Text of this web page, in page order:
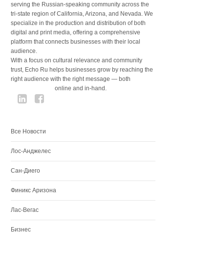
serving the Russian-speaking community across the
tri-state region of California, Arizona, and Nevada. We
specialize in the production and distribution of both
digital and print media, offering a comprehensive
platform that connects businesses with their local
audience.
With a focus on cultural relevance and community
trust, Echo Ru helps businesses grow by reaching the
right audience with the right message — both
online and in-hand.
Все Новости
Лос-Анджелес
Сан-Диего
Финикс Аризона
Лас-Вегас
Бизнес